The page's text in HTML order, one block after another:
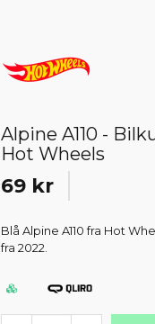
Alpine A110 -
Hot Wheels
69 kr
Blå Alpine A110 fra Hot
fra 2022.